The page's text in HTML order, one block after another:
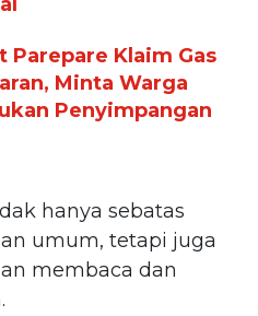
Parepare Klaim Gas
Minta Warga
Penyimpangan
hanya sebatas
umum, tetapi juga
membaca dan